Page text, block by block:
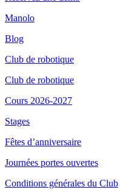
Manolo
Blog
Club de robotique
Club de robotique
Cours 2026-2027
Stages
Fêtes d’anniversaire
Journées portes ouvertes
Conditions générales du Club